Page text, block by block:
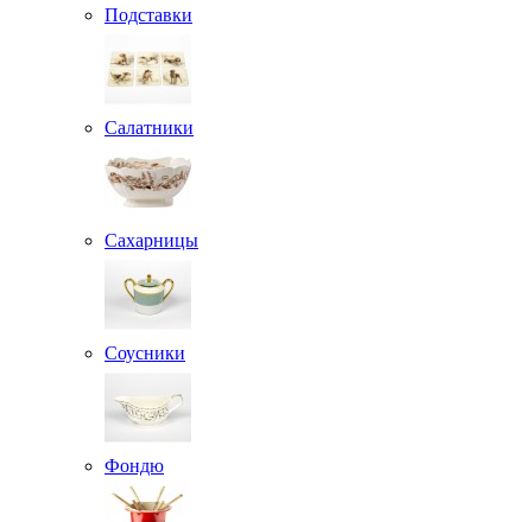
Подставки
Салатники
Сахарницы
Соусники
Фондю